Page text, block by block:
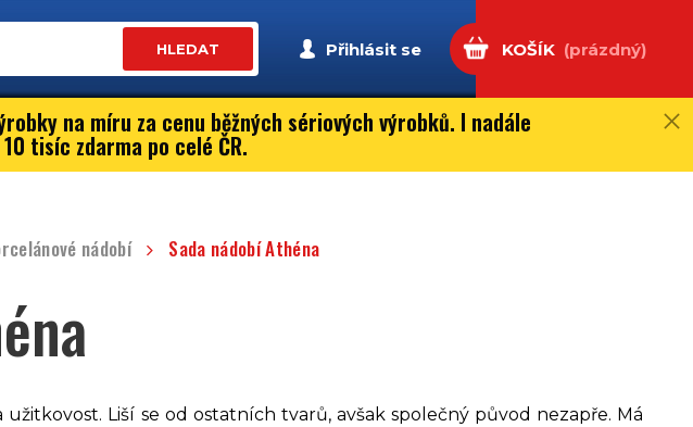
HLEDAT Přihlásit se KOŠÍK (prázdný)
na míru za cenu běžných sériových výrobků. I nadále
tisíc zdarma po celé ČR.
nádobí Sada nádobí Athéna
užitkovost. Liší se od ostatních tvarů, avšak společný původ nezapře. Má